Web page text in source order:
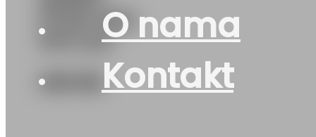
O nama
Kontakt
PT741 91W
PETLAS
205